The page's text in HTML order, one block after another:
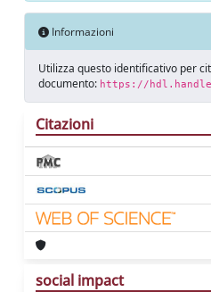
Informazioni
Utilizza questo identificativo per
documento: https://
Citazioni
social impact